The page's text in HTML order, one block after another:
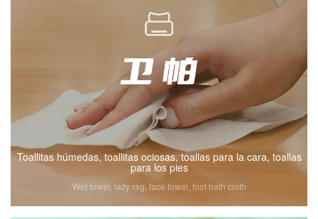
Toallitas húmedas, toallitas ociosas, toallas para la cara, toallas
para los pies
Wet towel, lazy rag, face towel, foot bath cloth